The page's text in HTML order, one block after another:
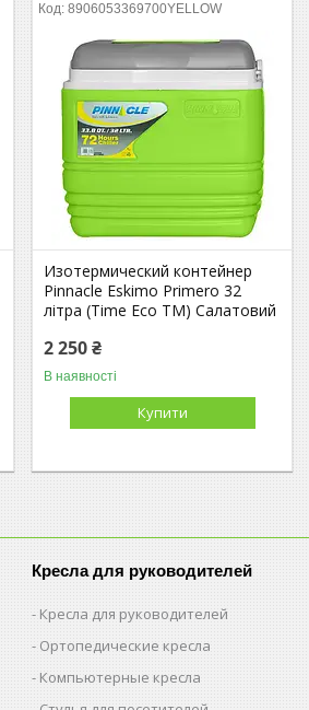
8906053369700YELLOW
Изотермический контейнер
Pinnacle Eskimo Primero 32
літра (Time Eco TM) Салатовий
2 250 ₴
В наявності
Купити
Кресла для руководителей
Кресла для руководителей
Ортопедические кресла
Компьютерные кресла